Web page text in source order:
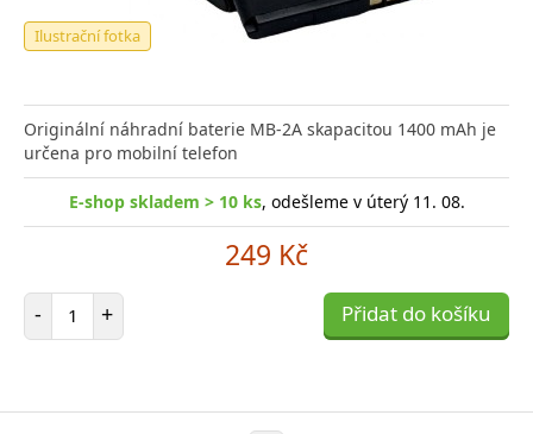
Ilustrační fotka
Originální náhradní baterie MB-2A skapacitou 1400 mAh je
určena pro mobilní telefon
E-shop skladem > 10 ks, odešleme v úterý 11. 08.
249 Kč
- Počet položek
+ Přidat do košíku